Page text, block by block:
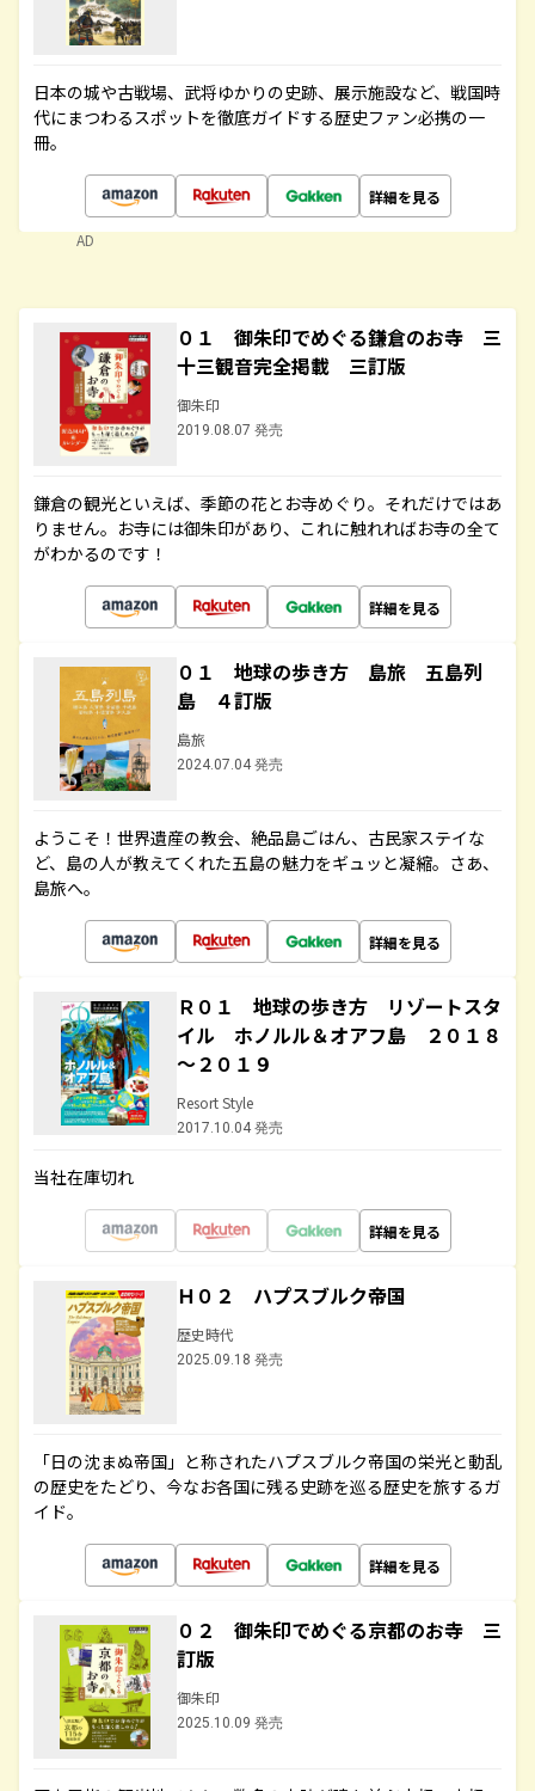
日本の城や古戦場、武将ゆかりの史跡、展示施設など、戦国時
代にまつわるスポットを徹底ガイドする歴史ファン必携の一
冊。
詳細を見る
AD
０１ 御朱印でめぐる鎌倉のお寺 三
十三観音完全掲載 三訂版
御朱印
2019.08.07 発売
鎌倉の観光といえば、季節の花とお寺めぐり。それだけではあ
りません。お寺には御朱印があり、これに触れればお寺の全て
がわかるのです！
詳細を見る
０１ 地球の歩き方 島旅 五島列
島 ４訂版
島旅
2024.07.04 発売
ようこそ！世界遺産の教会、絶品島ごはん、古民家ステイな
ど、島の人が教えてくれた五島の魅力をギュッと凝縮。さあ、
島旅へ。
詳細を見る
Ｒ０１ 地球の歩き方 リゾートスタ
イル ホノルル＆オアフ島 ２０１８
～２０１９
Resort Style
2017.10.04 発売
当社在庫切れ
詳細を見る
Ｈ０２ ハプスブルク帝国
歴史時代
2025.09.18 発売
「日の沈まぬ帝国」と称されたハプスブルク帝国の栄光と動乱
の歴史をたどり、今なお各国に残る史跡を巡る歴史を旅するガ
イド。
詳細を見る
０２ 御朱印でめぐる京都のお寺 三
訂版
御朱印
2025.10.09 発売